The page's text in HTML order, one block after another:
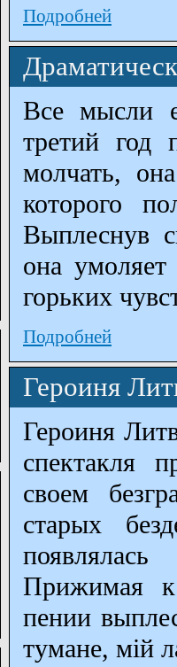
Подробней
Все мысли
третий
молчать,
которого
Выплеснув
она
горьких
Подробней
Героиня
Героиня
спектакля
своем
старых
Прижимая к
пении
тумане, мій